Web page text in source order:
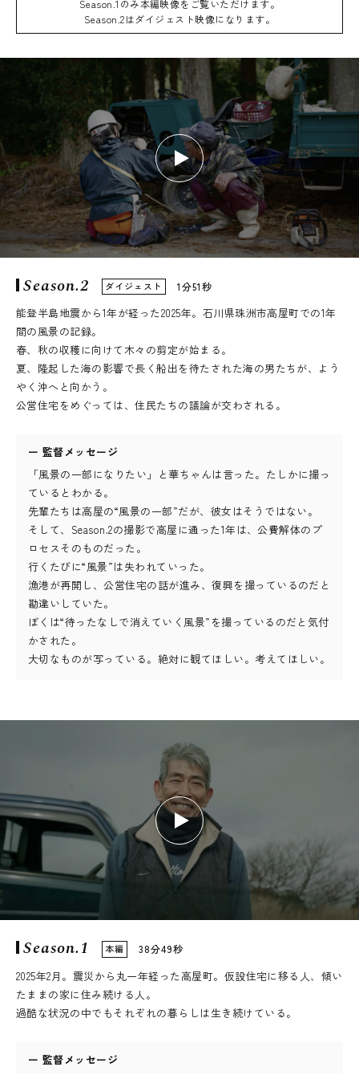
Season.1のみ本編映像をご覧いただけます。
Season.2はダイジェスト映像になります。
Season.2 ダイジェスト 1分51秒
能登半島地震から1年が経った2025年。石川県珠洲市高屋町での1年
間の風景の記録。
春、秋の収穫に向けて木々の剪定が始まる。
夏、隆起した海の影響で長く船出を待たされた海の男たちが、よう
やく沖へと向かう。
公営住宅をめぐっては、住民たちの議論が交わされる。
ー 監督メッセージ
「風景の一部になりたい」と華ちゃんは言った。たしかに撮っ
ているとわかる。
先輩たちは高屋の“風景の一部”だが、彼女はそうではない。
そして、Season.2の撮影で高屋に通った1年は、公費解体のプ
ロセスそのものだった。
行くたびに“風景”は失われていった。
漁港が再開し、公営住宅の話が進み、復興を撮っているのだと
勘違いしていた。
ぼくは“待ったなしで消えていく風景”を撮っているのだと気付
かされた。
大切なものが写っている。絶対に観てほしい。考えてほしい。
Season.1 本編 38分49秒
2025年2月。震災から丸一年経った高屋町。仮設住宅に移る人、傾い
たままの家に住み続ける人。
過酷な状況の中でもそれぞれの暮らしは生き続けている。
ー 監督メッセージ